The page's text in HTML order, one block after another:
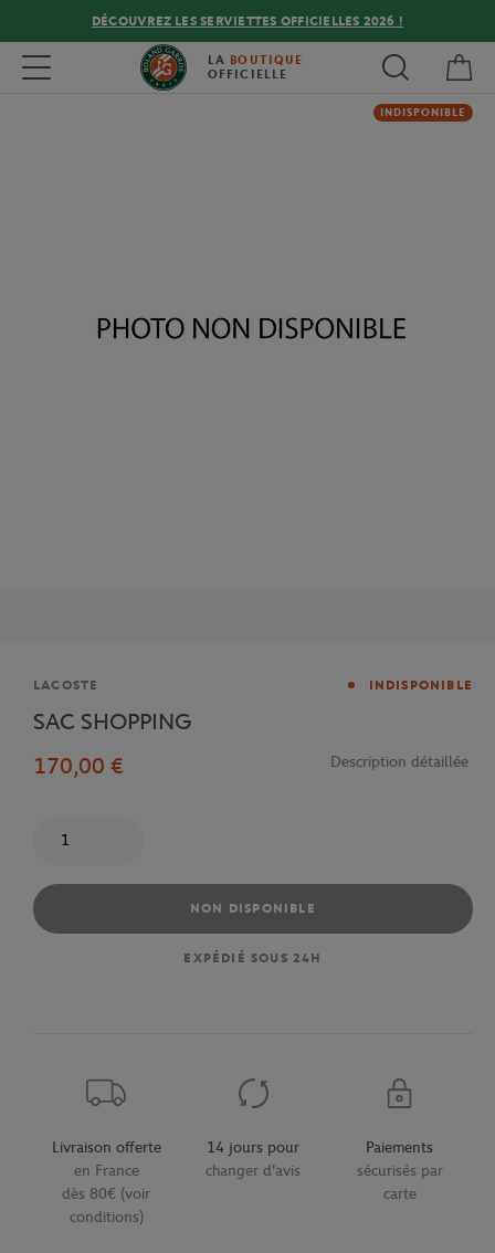
DÉCOUVREZ LES SERVIETTES OFFICIELLES 2026 !
Toggle navigation LA BOUTIQUE
OFFICIELLE
INDISPONIBLE
Marque
LACOSTE INDISPONIBLE
SAC SHOPPING
170,00 €
Description détaillée
NON DISPONIBLE
EXPÉDIÉ SOUS 24H
Livraison offerte
en France
dès 80€ (voir
conditions)
14 jours pour
changer d'avis
Paiements
sécurisés par
carte